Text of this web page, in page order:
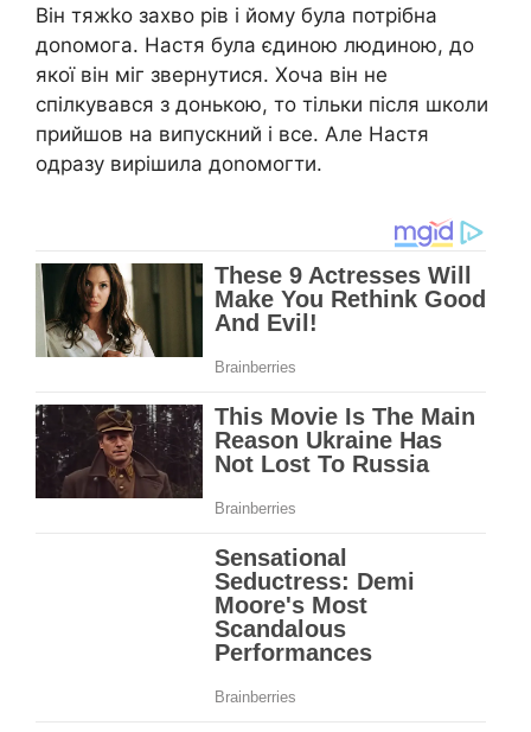
Він тяжkо захво рів і йому була потрібна
доnомога. Настя була єдиною людиною, до
якої він міг звернутися. Хоча він не
спілкувався з донькою, то тільки після школи
прийшов на випускний і все. Але Настя
одразу вирішила доnомогти.